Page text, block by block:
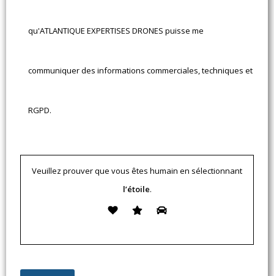
qu'ATLANTIQUE EXPERTISES DRONES puisse me
communiquer des informations commerciales, techniques et
RGPD.
Veuillez prouver que vous êtes humain en sélectionnant
l’étoile.